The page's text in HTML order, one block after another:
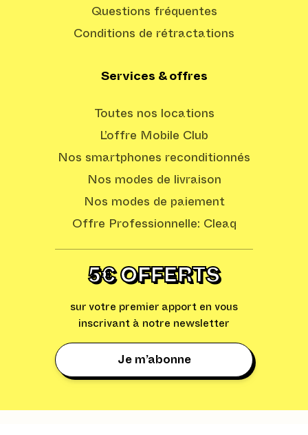
Questions fréquentes
Conditions de rétractations
Services & offres
Toutes nos locations
L’offre Mobile Club
Nos smartphones reconditionnés
Nos modes de livraison
Nos modes de paiement
Offre Professionnelle: Cleaq
5€ OFFERTS
sur votre premier apport en vous
inscrivant à notre newsletter
Je m’abonne